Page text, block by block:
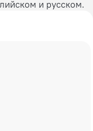
и русском.